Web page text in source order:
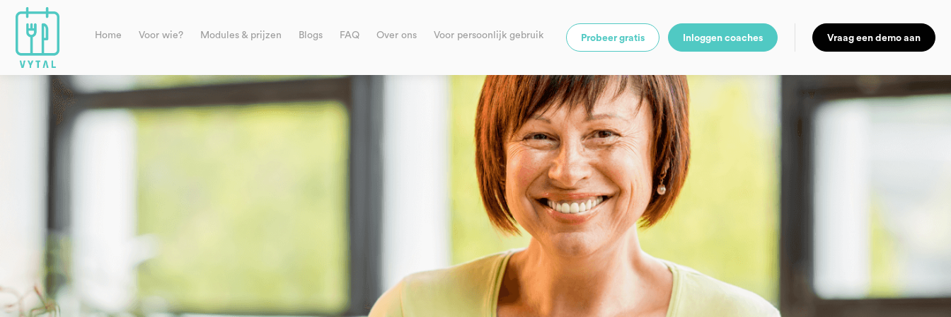
Home Voor wie? Modules & prijzen Blogs FAQ Over ons Voor persoonlijk gebruik Probeer gratis Inloggen coaches Vraag een demo aan